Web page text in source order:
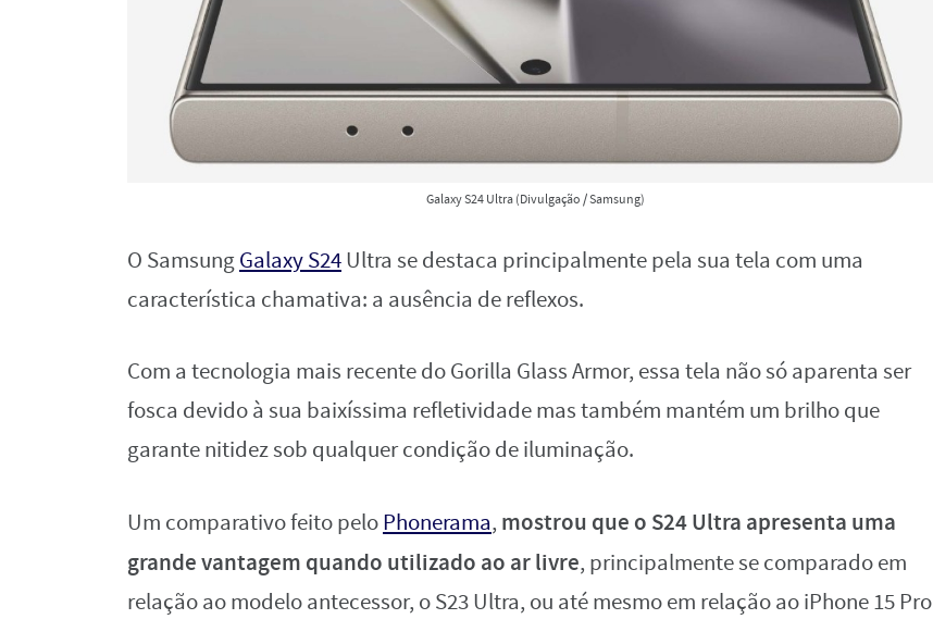
Galaxy S24 Ultra (Divulgação / Samsung)
O SamsungGalaxy S24Ultra se destaca principalmente pela sua tela com uma
característica chamativa: a ausência de reflexos.
Com a tecnologia mais recente do Gorilla Glass Armor, essa tela não só aparenta ser
fosca devido à sua baixíssima refletividade mas também mantém um brilho que
garante nitidez sob qualquer condição de iluminação.
Um comparativo feito peloPhonerama, mostrou que o S24 Ultra apresenta uma
grande vantagem quando utilizado ao ar livre, principalmente se comparado em
relação ao modelo antecessor, o S23 Ultra, ou até mesmo em relação ao iPhone 15 Pro